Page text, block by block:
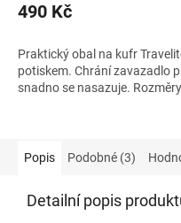
490 Kč
Praktický obal na kufr
potiskem. Chrání zavazadlo
snadno se nasazuje.
Popis Podobné (3)
Detailní popis